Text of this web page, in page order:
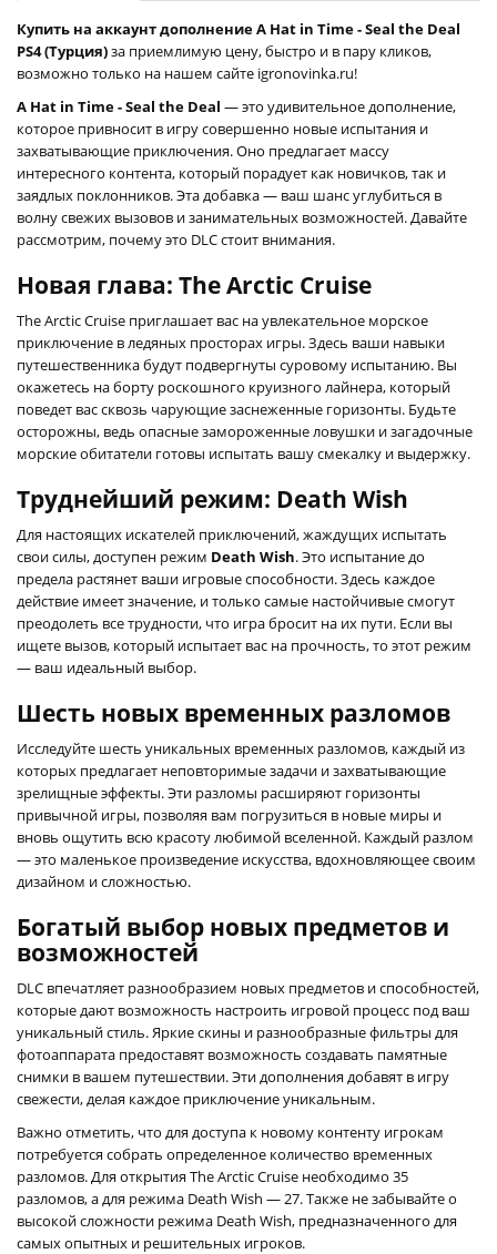
Купить на аккаунт дополнение A Hat in Time - Seal the Deal
PS4 (Турция)за приемлимую цену, быстро и в пару кликов,
возможно только на нашем сайте igronovinka.ru!
A Hat in Time - Seal the Deal — это удивительное дополнение,
которое привносит в игру совершенно новые испытания и
захватывающие приключения. Оно предлагает массу
интересного контента, который порадует как новичков, так и
заядлых поклонников. Эта добавка — ваш шанс углубиться в
волну свежих вызовов и занимательных возможностей. Давайте
рассмотрим, почему это DLC стоит внимания.
Новая глава: The Arctic Cruise
The Arctic Cruise приглашает вас на увлекательное морское
приключение в ледяных просторах игры. Здесь ваши навыки
путешественника будут подвергнуты суровому испытанию. Вы
окажетесь на борту роскошного круизного лайнера, который
поведет вас сквозь чарующие заснеженные горизонты. Будьте
осторожны, ведь опасные замороженные ловушки и загадочные
морские обитатели готовы испытать вашу смекалку и выдержку.
Труднейший режим: Death Wish
Для настоящих искателей приключений, жаждущих испытать
свои силы, доступен режим Death Wish. Это испытание до
предела растянет ваши игровые способности. Здесь каждое
действие имеет значение, и только самые настойчивые смогут
преодолеть все трудности, что игра бросит на их пути. Если вы
ищете вызов, который испытает вас на прочность, то этот режим
— ваш идеальный выбор.
Шесть новых временных разломов
Исследуйте шесть уникальных временных разломов, каждый из
которых предлагает неповторимые задачи и захватывающие
зрелищные эффекты. Эти разломы расширяют горизонты
привычной игры, позволяя вам погрузиться в новые миры и
вновь ощутить всю красоту любимой вселенной. Каждый разлом
— это маленькое произведение искусства, вдохновляющее своим
дизайном и сложностью.
Богатый выбор новых предметов и
возможностей
DLC впечатляет разнообразием новых предметов и способностей,
которые дают возможность настроить игровой процесс под ваш
уникальный стиль. Яркие скины и разнообразные фильтры для
фотоаппарата предоставят возможность создавать памятные
снимки в вашем путешествии. Эти дополнения добавят в игру
свежести, делая каждое приключение уникальным.
Важно отметить, что для доступа к новому контенту игрокам
потребуется собрать определенное количество временных
разломов. Для открытия The Arctic Cruise необходимо 35
разломов, а для режима Death Wish — 27. Также не забывайте о
высокой сложности режима Death Wish, предназначенного для
самых опытных и решительных игроков.